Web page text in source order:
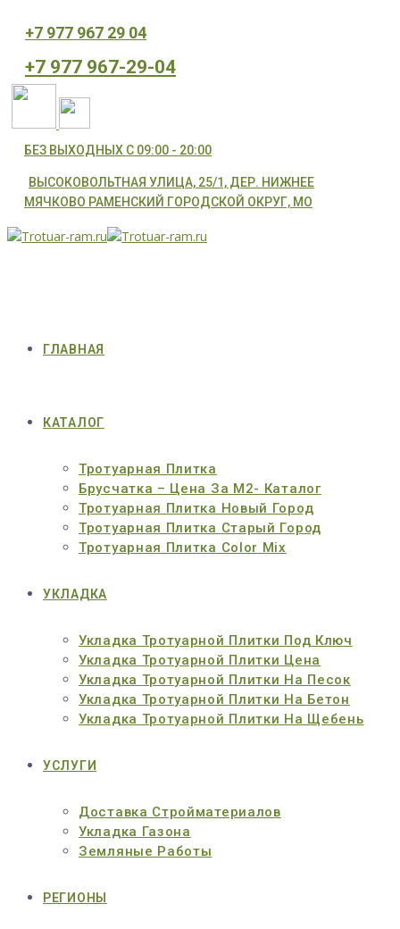
⁦+7 977 967 29 04
⁦+7 977 967-29-04
БЕЗ ВЫХОДНЫХ С 09:00 - 20:00
ВЫСОКОВОЛЬТНАЯ УЛИЦА, 25/1, ДЕР. НИЖНЕЕ
МЯЧКОВО РАМЕНСКИЙ ГОРОДСКОЙ ОКРУГ, МО
ГЛАВНАЯ
КАТАЛОГ
Тротуарная Плитка
Брусчатка – Цена За М2- Каталог
Тротуарная Плитка Новый Город
Тротуарная Плитка Старый Город
Тротуарная Плитка Color Mix
УКЛАДКА
Укладка Тротуарной Плитки Под Ключ
Укладка Тротуарной Плитки Цена
Укладка Тротуарной Плитки На Песок
Укладка Тротуарной Плитки На Бетон
Укладка Тротуарной Плитки На Щебень
УСЛУГИ
Доставка Стройматериалов
Укладка Газона
Земляные Работы
РЕГИОНЫ